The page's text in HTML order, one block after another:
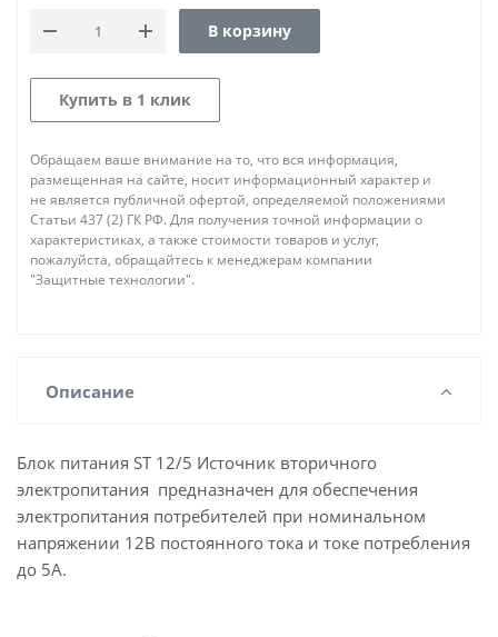
В корзину
Купить в 1 клик
Обращаем ваше внимание на то, что вся информация,
размещенная на сайте, носит информационный характер и
не является публичной офертой, определяемой положениями
Статьи 437 (2) ГК РФ. Для получения точной информации о
характеристиках, а также стоимости товаров и услуг,
пожалуйста, обращайтесь к менеджерам компании
"Защитные технологии".
Описание
Блок питания ST 12/5 Источник вторичного
электропитания предназначен для обеспечения
электропитания потребителей при номинальном
напряжении 12В постоянного тока и токе потребления
до 5А.